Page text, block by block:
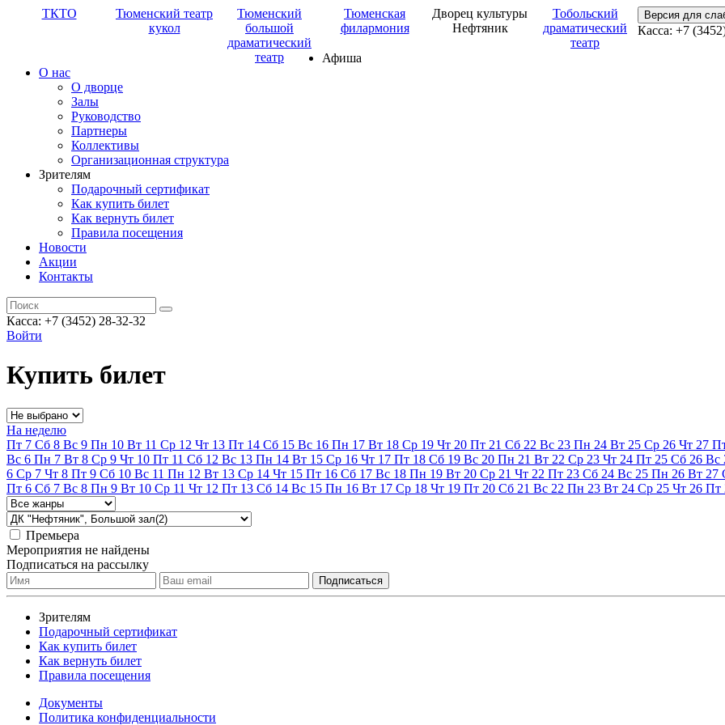
ТКТО
Тюменский театр
кукол
Тюменский
большой
драматический
театр
Тюменская
филармония
Дворец культуры
Нефтяник
Тобольский
драматический
театр
Версия для
Касса: +7
Афиша
О нас
О дворце
Залы
Руководство
Партнеры
Коллективы
Организационная структура
Зрителям
Подарочный сертификат
Как купить билет
Как вернуть билет
Правила посещения
Новости
Акции
Контакты
Касса: +7 (3452) 28-32-32
Войти
Купить билет
На неделю
Пт 7 Сб 8 Вс 9 Пн 10 Вт 11 Ср 12 Чт 13 Пт 14 Сб 15 Вс 16 Пн 17 Вт 18 Ср 19 Чт 20 Пт 21 Сб 22 Вс 23 Пн 24 Вт 25 Ср 26 Чт 27
Вс 6 Пн 7 Вт 8 Ср 9 Чт 10 Пт 11 Сб 12 Вс 13 Пн 14 Вт 15 Ср 16 Чт 17 Пт 18 Сб 19 Вс 20 Пн 21 Вт 22 Ср 23 Чт 24 Пт 25 Сб 26 Вс
6 Ср 7 Чт 8 Пт 9 Сб 10 Вс 11 Пн 12 Вт 13 Ср 14 Чт 15 Пт 16 Сб 17 Вс 18 Пн 19 Вт 20 Ср 21 Чт 22 Пт 23 Сб 24 Вс 25 Пн 26 Вт 27
Пт 6 Сб 7 Вс 8 Пн 9 Вт 10 Ср 11 Чт 12 Пт 13 Сб 14 Вс 15 Пн 16 Вт 17 Ср 18 Чт 19 Пт 20 Сб 21 Вс 22 Пн 23 Вт 24 Ср 25 Чт 26 Пт
Премьера
Мероприятия не найдены
Подписаться на рассылку
Зрителям
Подарочный сертификат
Как купить билет
Как вернуть билет
Правила посещения
Документы
Политика конфиденциальности